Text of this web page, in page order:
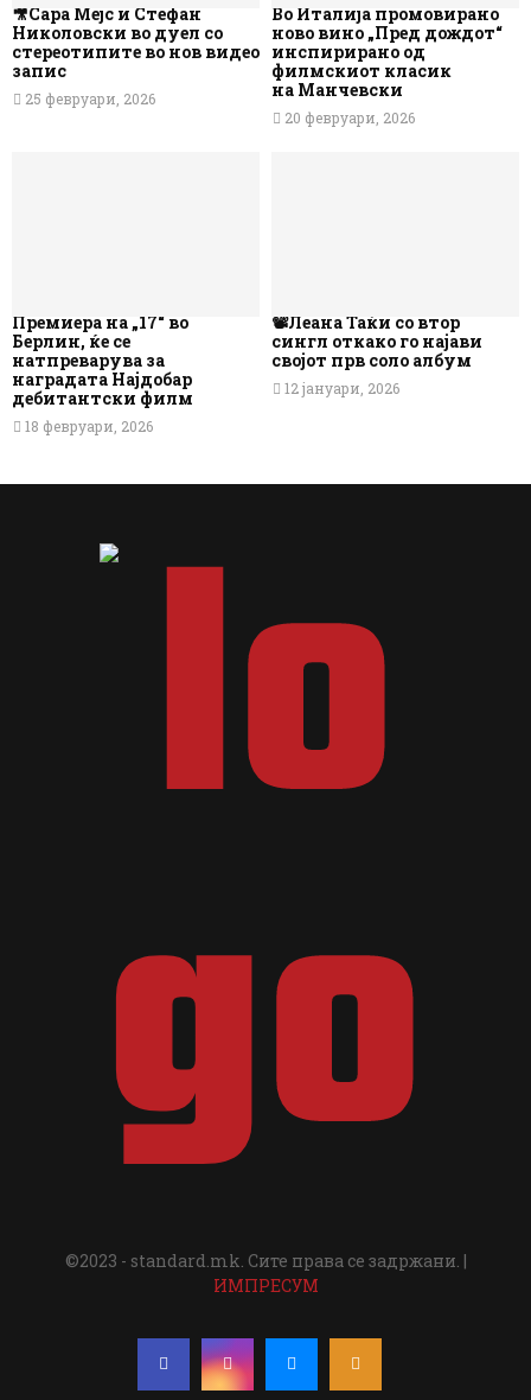
🎥Сара Мејс и Стефан
Николовски во дуел со
стереотипите во нов видео
запис
25 февруари, 2026
Во Италија промовирано
ново вино „Пред дождот“
инспирирано од
филмскиот класик
на Манчевски
20 февруари, 2026
Премиера на „17“ во
Берлин, ќе се
натпреварува за
наградата Најдобар
дебитантски филм
18 февруари, 2026
📽️Леана Таќи со втор
сингл откако го најави
својот прв соло албум
12 јануари, 2026
©2023 - standard.mk. Сите права се задржани. |
ИМПРЕСУМ